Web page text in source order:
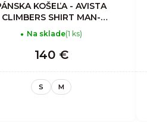
KOŠEĽA - AVISTA
CLIMBERS SHIRT MAN-
CORDUROY IRON
Na sklade(1 ks)
140 €
S M